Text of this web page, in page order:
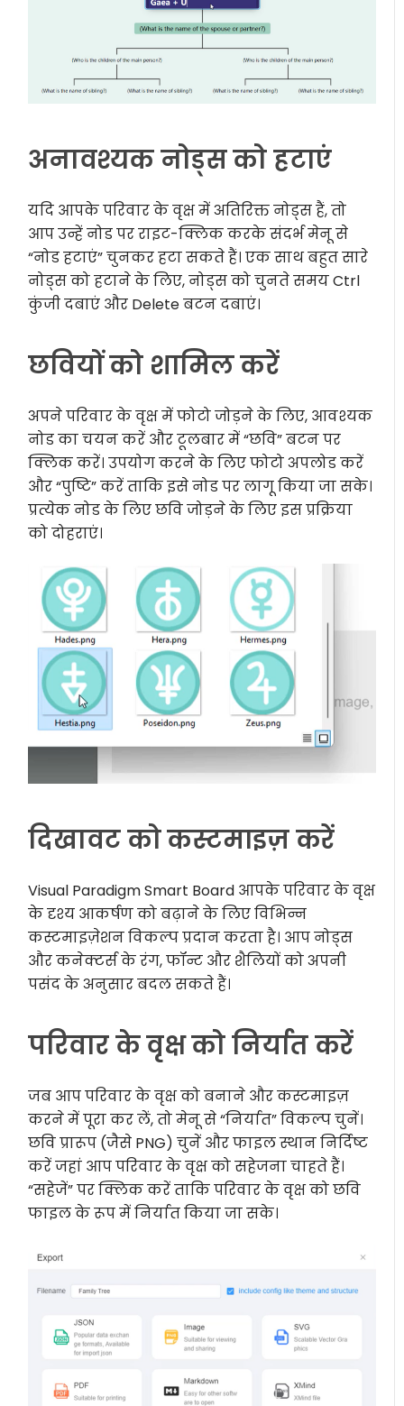
अनावश्यक नोड्स को हटाएं
यदि आपके परिवार के वृक्ष में अतिरिक्त नोड्स हैं, तो
आप उन्हें नोड पर राइट-क्लिक करके संदर्भ मेनू से
“नोड हटाएं” चुनकर हटा सकते हैं। एक साथ बहुत सारे
नोड्स को हटाने के लिए, नोड्स को चुनते समय Ctrl
कुंजी दबाएं और Delete बटन दबाएं।
छवियों को शामिल करें
अपने परिवार के वृक्ष में फोटो जोड़ने के लिए, आवश्यक
नोड का चयन करें और टूलबार में “छवि” बटन पर
क्लिक करें। उपयोग करने के लिए फोटो अपलोड करें
और “पुष्टि” करें ताकि इसे नोड पर लागू किया जा सके।
प्रत्येक नोड के लिए छवि जोड़ने के लिए इस प्रक्रिया
को दोहराएं।
दिखावट को कस्टमाइज़ करें
Visual Paradigm Smart Board आपके परिवार के वृक्ष
के दृश्य आकर्षण को बढ़ाने के लिए विभिन्न
कस्टमाइज़ेशन विकल्प प्रदान करता है। आप नोड्स
और कनेक्टर्स के रंग, फॉन्ट और शैलियों को अपनी
पसंद के अनुसार बदल सकते हैं।
परिवार के वृक्ष को निर्यात करें
जब आप परिवार के वृक्ष को बनाने और कस्टमाइज़
करने में पूरा कर लें, तो मेनू से “निर्यात” विकल्प चुनें।
छवि प्रारूप (जैसे PNG) चुनें और फाइल स्थान निर्दिष्ट
करें जहां आप परिवार के वृक्ष को सहेजना चाहते हैं।
“सहेजें” पर क्लिक करें ताकि परिवार के वृक्ष को छवि
फाइल के रूप में निर्यात किया जा सके।